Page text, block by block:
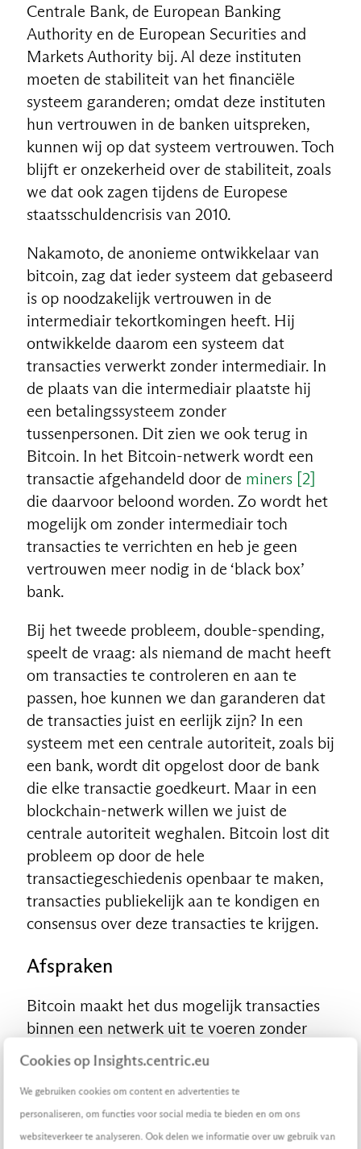
Cookies op Insights.centric.eu
We gebruiken cookies om content en advertenties te
personaliseren, om functies voor social media te bieden en om ons
websiteverkeer te analyseren. Ook delen we informatie over uw gebruik van
Centrale Bank, de European Banking
Authority en de European Securities and
Markets Authority bij. Al deze instituten
moeten de stabiliteit van het financiële
systeem garanderen; omdat deze instituten
hun vertrouwen in de banken uitspreken,
kunnen wij op dat systeem vertrouwen. Toch
blijft er onzekerheid over de stabiliteit, zoals
we dat ook zagen tijdens de Europese
staatsschuldencrisis van 2010.
Nakamoto, de anonieme ontwikkelaar van
bitcoin, zag dat ieder systeem dat gebaseerd
is op noodzakelijk vertrouwen in de
intermediair tekortkomingen heeft. Hij
ontwikkelde daarom een systeem dat
transacties verwerkt zonder intermediair. In
de plaats van die intermediair plaatste hij
een betalingssysteem zonder
tussenpersonen. Dit zien we ook terug in
Bitcoin. In het Bitcoin-netwerk wordt een
transactie afgehandeld door de miners [2]
die daarvoor beloond worden. Zo wordt het
mogelijk om zonder intermediair toch
transacties te verrichten en heb je geen
vertrouwen meer nodig in de ‘black box’
bank.
Bij het tweede probleem, double-spending,
speelt de vraag: als niemand de macht heeft
om transacties te controleren en aan te
passen, hoe kunnen we dan garanderen dat
de transacties juist en eerlijk zijn? In een
systeem met een centrale autoriteit, zoals bij
een bank, wordt dit opgelost door de bank
die elke transactie goedkeurt. Maar in een
blockchain-netwerk willen we juist de
centrale autoriteit weghalen. Bitcoin lost dit
probleem op door de hele
transactiegeschiedenis openbaar te maken,
transacties publiekelijk aan te kondigen en
consensus over deze transacties te krijgen.
Afspraken
Bitcoin maakt het dus mogelijk transacties
binnen een netwerk uit te voeren zonder
derde partij. Maar hoe kun je iets uitvoeren,
zoals het aanvragen van een lening, binnen
een netwerk zonder intermediair? Met de
blockchain Ethereum! Want deze blockchain
maakt uitgebreide smart contracten
NL